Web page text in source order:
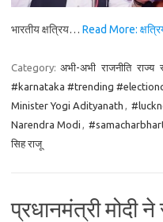
भारतीय क्षत्रिय… Read More:
Category: अभी-अभी राजनीति राज्य
#karnataka #trending
Minister Yogi Adityanath ,
Narendra Modi ,
सिह राजू
प्रधानमंत्री मोदी